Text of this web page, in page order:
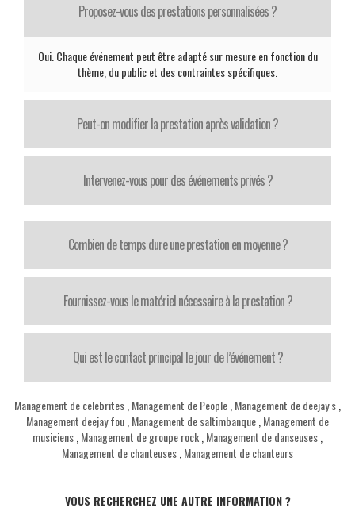
Proposez-vous des prestations personnalisées ?
Oui. Chaque événement peut être adapté sur mesure en fonction du
thème, du public et des contraintes spécifiques.
Peut-on modifier la prestation après validation ?
Intervenez-vous pour des événements privés ?
Combien de temps dure une prestation en moyenne ?
Fournissez-vous le matériel nécessaire à la prestation ?
Qui est le contact principal le jour de l’événement ?
Management de celebrites Management de People Management de deejay s
Management deejay fou Management de saltimbanque Management de
musiciens Management de groupe rock Management de danseuses
Management de chanteuses Management de chanteurs
VOUS RECHERCHEZ UNE AUTRE INFORMATION ?